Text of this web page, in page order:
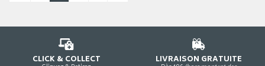
CLICK & COLLECT LIVRAISON GRATUITE